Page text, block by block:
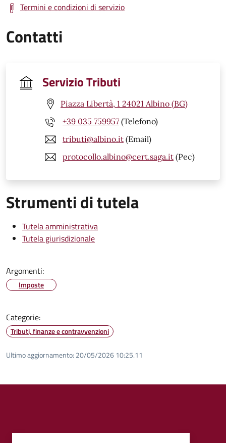
Termini e condizioni di servizio
Contatti
Servizio Tributi
Piazza Libertà, 1 24021 Albino (BG)
+39 035 759957 (Telefono)
tributi@albino.it (Email)
protocollo.albino@cert.saga.it (Pec)
Strumenti di tutela
Tutela amministrativa
Tutela giurisdizionale
Argomenti:
Imposte
Categorie:
Tributi, finanze e contravvenzioni
Ultimo aggiornamento: 20/05/2026 10:25.11